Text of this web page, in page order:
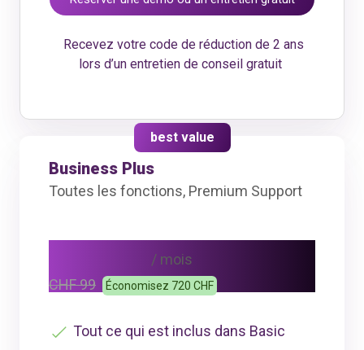
Recevez votre code de réduction de 2 ans
lors d’un entretien de conseil gratuit
best value
Business Plus
Toutes les fonctions, Premium Support
/ mois
CHF 99
Économisez 720 CHF
Tout ce qui est inclus dans Basic